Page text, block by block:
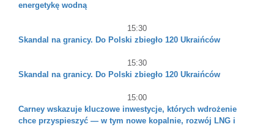
energetykę wodną
15:30
Skandal na granicy. Do Polski zbiegło 120 Ukraińców
15:30
Skandal na granicy. Do Polski zbiegło 120 Ukraińców
15:00
Carney wskazuje kluczowe inwestycje, których wdrożenie
chce przyspieszyć — w tym nowe kopalnie, rozwój LNG i